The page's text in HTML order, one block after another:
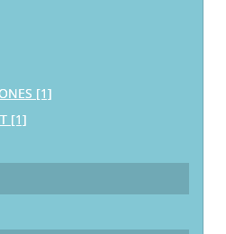
[1]
[1]